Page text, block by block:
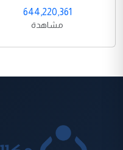
644,220,361
مشاهدة